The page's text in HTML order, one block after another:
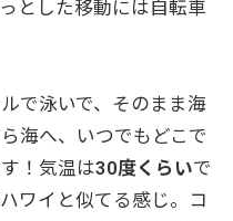
とした移動には自転車
で泳いで、そのまま海
海へ、いつでもどこで
！気温は30度くらいで
ワイと似てる感じ。コ